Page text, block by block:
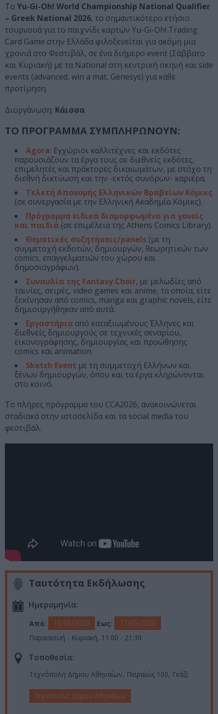
Το Yu-Gi-Oh! World Championship National Qualifier
– Greek National 2026, το σημαντικότερο ετήσιο
τουρνουά για το παιχνίδι καρτών Yu-Gi-Oh! Trading
Card Game στην Ελλάδα φιλοξενείται για ακόμη μια
χρονιά στο Φεστιβάλ, σε ένα διήμερο event (Σάββατο
και Κυριακή) με τα National στη κεντρική σκηνή και side
events (advanced, win a mat, Genesys) για κάθε
προτίμηση.
Διοργάνωση: Κάισσα
ΤΟ ΠΡΟΓΡΑΜΜΑ ΣΥΜΠΛΗΡΩΝΟΥΝ:
Agora: Εγχώριοι καλλιτέχνες και εκδότες
παρουσιάζουν τα έργα τους σε διεθνείς εκδότες,
επιμελητές και πράκτορες δικαιωμάτων, με στόχο τη
διεθνή δικτύωση και την -εκτός συνόρων- καριέρα.
Τελετή Απονομής Ελληνικών Βραβείων Κόμικς
(σε συνεργασία με την Ελληνική Ακαδημία Κόμικς).
Πρόγραμμα ειδικά διαμορφωμένο για γονείς
και παιδιά (σε επιμέλεια της Athens Comics Library).
Θεματικές συζητήσεις/panels (με τη
συμμετοχή εκδοτών, δημιουργών, θεωρητικών των
comics, επαγγελματιών του χώρου και
δημοσιογράφων).
Συναυλία της Fantasy Choir, με μελωδίες από
ταινίες, σειρές, video games και anime, τα οποία, είτε
ξεκίνησαν από comics, manga και graphic novels, είτε
δημιουργήθηκαν από αυτά.
Εργαστήρια από καταξιωμένους Έλληνες και
διεθνείς δημιουργούς σε τεχνικές σεναρίου,
εικονογράφησης, δημιουργίας και προώθησης
comics και animation.
Sketch Event με τη συμμετοχή Ελλήνων και
ξένων δημιουργών, όπου και τα έργα κληρώνονται
στο κοινό.
Το πλήρες πρόγραμμα του CCA2026, ανακοινώνεται
σταδιακά στην ιστοσελίδα και τα social media του
φεστιβάλ.
Ταυτότητα Εκδήλωσης
Ημερομηνία:
Από: 15/05/2026 Εως:
17/05/2026
Παρασκευή - Κυριακή, 11:00 - 21:30
Τοποθεσία:
Τεχνόπολη Δήμου Αθηναίων, Πειραιώς 100, Γκάζι
Τεχνόπολις Δήμου Αθηναίων